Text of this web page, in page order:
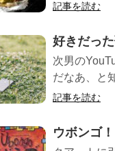
記事を読む
好きだっ
次男の
だなあ、と
記事を読む
ウボンゴ！